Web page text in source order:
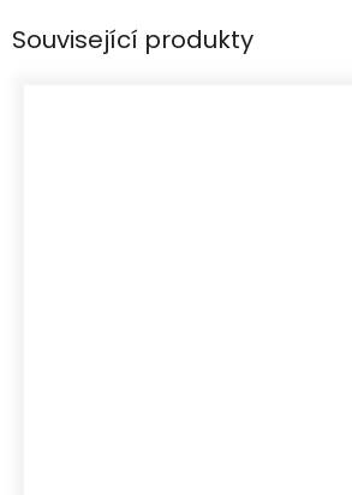
Související produkty